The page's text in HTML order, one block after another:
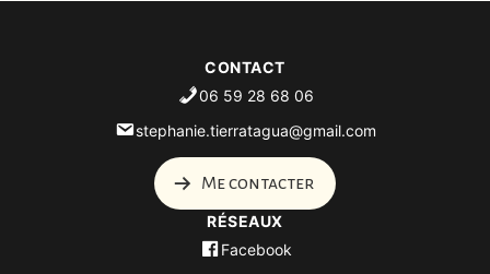
RÉSEAUX
Facebook
CONTACT
06 59 28 68 06
stephanie.tierratagua@gmail.com
Me contacter